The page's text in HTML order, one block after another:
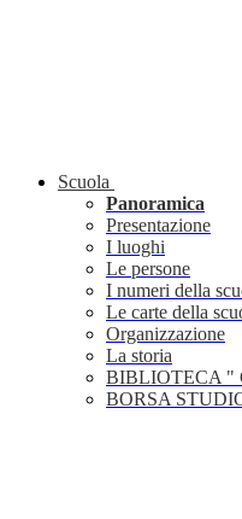
Scuola
Panoramica
Presentazione
I luoghi
Le persone
I numeri della
Le carte della
Organizzazione
La storia
BIBLIOTECA "
BORSA